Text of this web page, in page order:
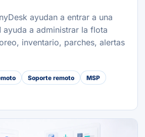
ayudan a entrar a una
ayuda a administrar la flota
inventario, parches, alertas
Soporte remoto
MSP